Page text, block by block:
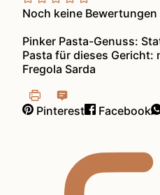
Noch keine
Pinker Pasta-Genuss:
Pasta für dieses Gericht:
Fregola Sarda
Pinterest Facebook